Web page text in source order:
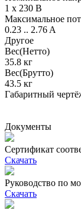
1 x 230 В
Максимальное
0.23 .. 2.76 A
Другое
Вес(Нетто)
35.8 кг
Вес(Брутто)
43.5 кг
Габаритный
Документы
Сертификат
Скачать
Руководство по
Скачать